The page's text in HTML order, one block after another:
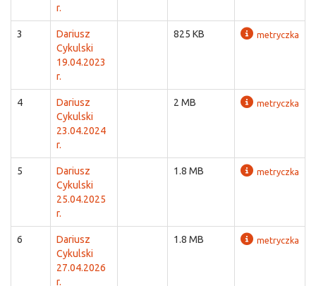
r.
3
Dariusz
Cykulski
19.04.2023
r.
825 KB metryczka
4
Dariusz
Cykulski
23.04.2024
r.
2 MB metryczka
5
Dariusz
Cykulski
25.04.2025
r.
1.8 MB metryczka
6
Dariusz
Cykulski
27.04.2026
r.
1.8 MB metryczka